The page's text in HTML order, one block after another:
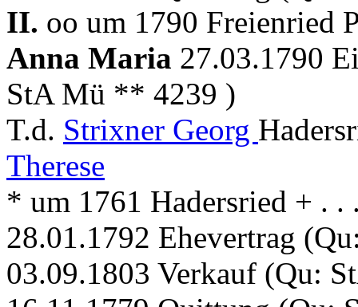
II. oo um 1790 Freienried
Anna Maria 27.03.1790
StA Mü ** 4239 )
T.d. Strixner Georg
Therese
* um 1761 Hadersried + . .
28.01.1792 Ehevertrag
03.09.1803 Verkauf (Qu: